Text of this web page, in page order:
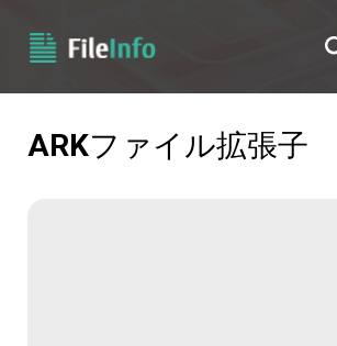
ARKファイル拡張子